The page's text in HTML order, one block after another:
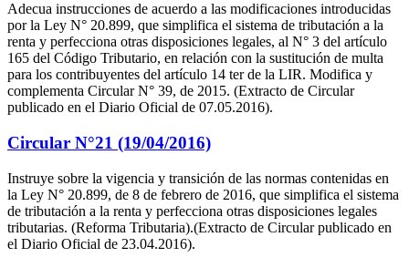
Adecua instrucciones de acuerdo a las modificaciones introducidas
por la Ley N° 20.899, que simplifica el sistema de tributación a la
renta y perfecciona otras disposiciones legales, al N° 3 del artículo
165 del Código Tributario, en relación con la sustitución de multa
para los contribuyentes del artículo 14 ter de la LIR. Modifica y
complementa Circular N° 39, de 2015. (Extracto de Circular
publicado en el Diario Oficial de 07.05.2016).
Circular N°21 (19/04/2016)
Instruye sobre la vigencia y transición de las normas contenidas en
la Ley N° 20.899, de 8 de febrero de 2016, que simplifica el sistema
de tributación a la renta y perfecciona otras disposiciones legales
tributarias. (Reforma Tributaria).(Extracto de Circular publicado en
el Diario Oficial de 23.04.2016).